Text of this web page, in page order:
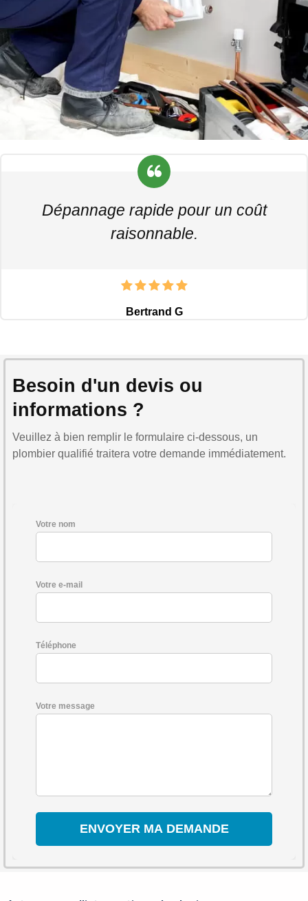
Dépannage rapide pour un coût
raisonnable.
Bertrand G
Besoin d'un devis ou
informations ?
Veuillez à bien remplir le formulaire ci-dessous, un
plombier qualifié traitera votre demande immédiatement.
Votre nom
Votre e-mail
Téléphone
Votre message